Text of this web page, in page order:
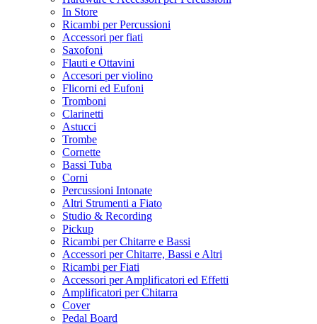
In Store
Ricambi per Percussioni
Accessori per fiati
Saxofoni
Flauti e Ottavini
Accesori per violino
Flicorni ed Eufoni
Tromboni
Clarinetti
Astucci
Trombe
Cornette
Bassi Tuba
Corni
Percussioni Intonate
Altri Strumenti a Fiato
Studio & Recording
Pickup
Ricambi per Chitarre e Bassi
Accessori per Chitarre, Bassi e Altri
Ricambi per Fiati
Accessori per Amplificatori ed Effetti
Amplificatori per Chitarra
Cover
Pedal Board